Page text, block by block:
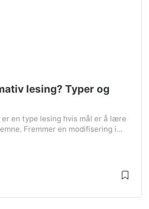
lesing? Typer og
er en type lesing hvis mål er å lære
Fremmer en modifisering i...